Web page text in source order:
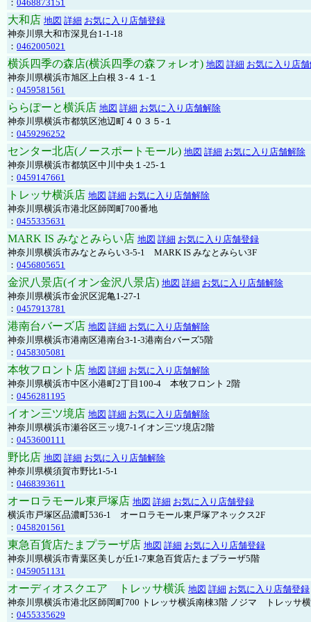
： 0468873151
大和店 地図 詳細 お気に入り店舗登録
神奈川県大和市深見台1-1-18
： 0462005021
横浜四季の森店(横浜四季の森フォレオ) 地図 詳細 お気に入り店
神奈川県横浜市旭区上白根３-４１-１
： 0459581561
ららぽーと横浜店 地図 詳細 お気に入り店舗解除
神奈川県横浜市都筑区池辺町４０３５-１
： 0459296252
センター北店(ノースポートモール) 地図 詳細 お気に入り店舗解除
神奈川県横浜市都筑区中川中央１-25-１
： 0459147661
トレッサ横浜店 地図 詳細 お気に入り店舗解除
神奈川県横浜市港北区師岡町700番地
： 0455335631
MARK IS みなとみらい店 地図 詳細 お気に入り店舗登録
神奈川県横浜市みなとみらい3-5-1 MARK IS みなとみらい3F
： 0456805651
金沢八景店(イオン金沢八景店) 地図 詳細 お気に入り店舗解除
神奈川県横浜市金沢区泥亀1-27-1
： 0457913781
港南台バーズ店 地図 詳細 お気に入り店舗解除
神奈川県横浜市港南区港南台3-1-3港南台バーズ5階
： 0458305081
本牧フロント店 地図 詳細 お気に入り店舗解除
神奈川県横浜市中区小港町2丁目100-4 本牧フロント 2階
： 0456281195
イオン三ツ境店 地図 詳細 お気に入り店舗解除
神奈川県横浜市瀬谷区三ッ境7-1イオン三ツ境店2階
： 0453600111
野比店 地図 詳細 お気に入り店舗解除
神奈川県横須賀市野比1-5-1
： 0468393611
オーロラモール東戸塚店 地図 詳細 お気に入り店舗登録
横浜市戸塚区品濃町536-1 オーロラモール東戸塚アネックス2F
： 0458201561
東急百貨店たまプラーザ店 地図 詳細 お気に入り店舗登録
神奈川県横浜市青葉区美しが丘1-7東急百貨店たまプラーザ5階
： 0459051131
オーディオスクエア トレッサ横浜 地図 詳細 お気に入り店舗登録
神奈川県横浜市港北区師岡町700 トレッサ横浜南棟3階 ノジマ トレッサ
： 0455335629